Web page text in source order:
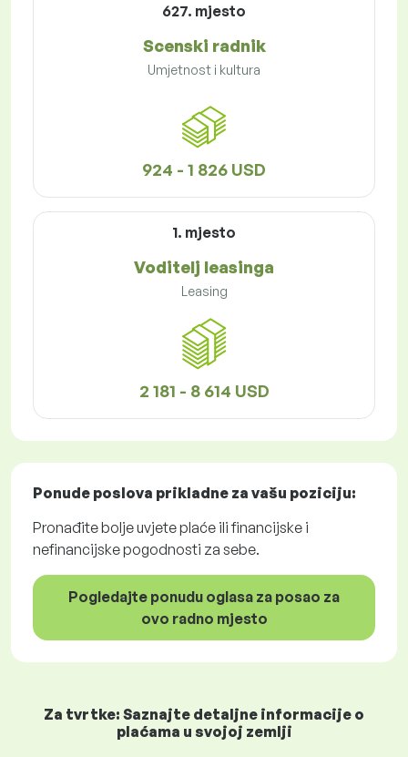
627. mjesto
Scenski radnik
Umjetnost i kultura
924 - 1 826 USD
1. mjesto
Voditelj leasinga
Leasing
2 181 - 8 614 USD
Ponude poslova prikladne za vašu poziciju:
Pronađite bolje uvjete plaće ili financijske i
nefinancijske pogodnosti za sebe.
Pogledajte ponudu oglasa za posao za
ovo radno mjesto
Za tvrtke: Saznajte detaljne informacije o
plaćama u svojoj zemlji